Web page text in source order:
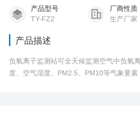
产品型号
TY-FZ2
厂商性质
生产厂家
产品描述
负氧离子监测站可全天候监测空气中负氧
度、空气湿度、PM2.5、PM10等气象要